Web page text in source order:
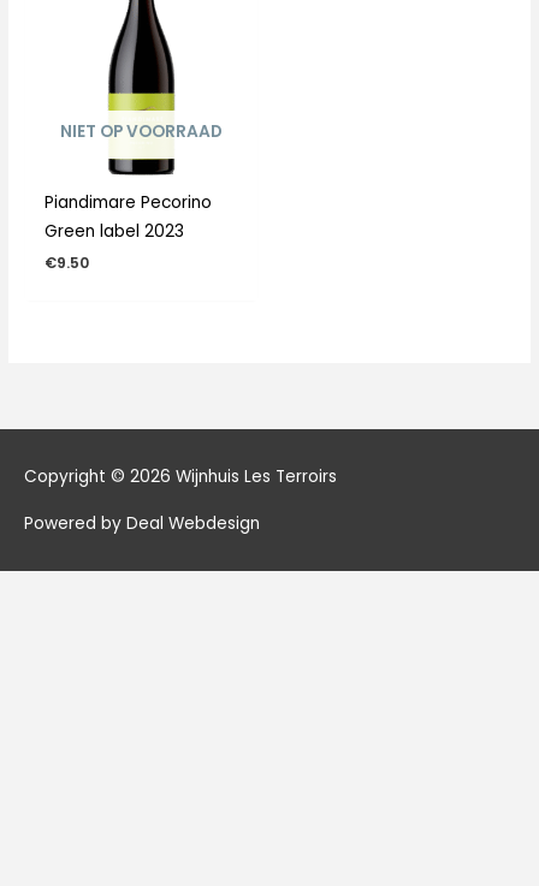
NIET OP VOORRAAD
Piandimare Pecorino
Green label 2023
€9.50
Copyright © 2026 Wijnhuis Les Terroirs
Powered by Deal Webdesign